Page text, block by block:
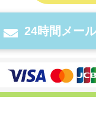
24時間メー